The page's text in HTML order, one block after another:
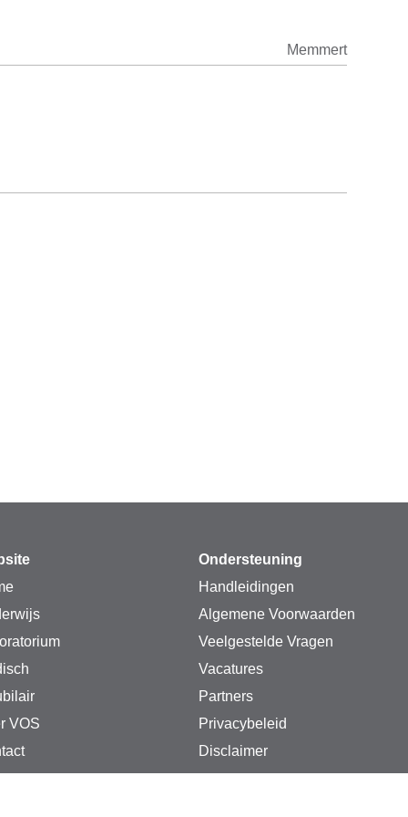
Memmert
VOS
Ondersteuning
Handleidingen
Algemene Voorwaarden
Veelgestelde Vragen
Vacatures
Partners
Privacybeleid
Disclaimer